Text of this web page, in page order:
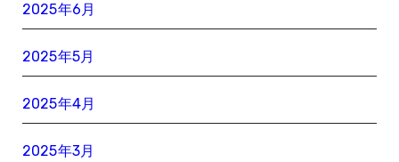
2025年6月
2025年5月
2025年4月
2025年3月